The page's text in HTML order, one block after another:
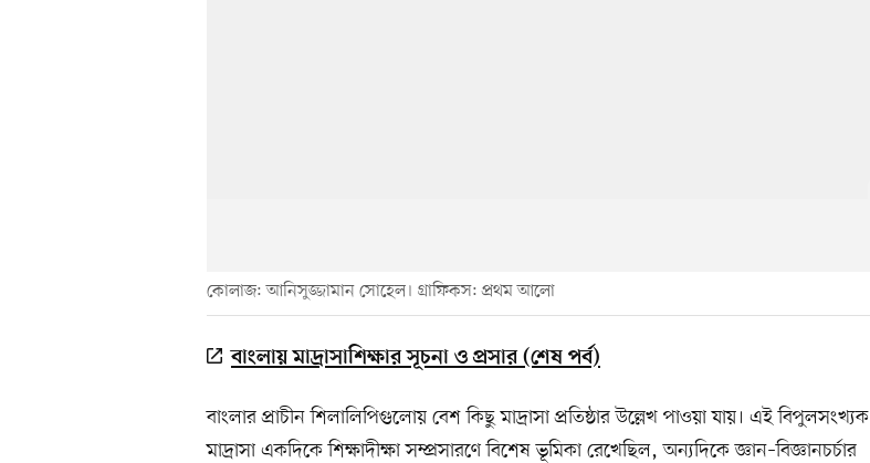
কোলাজ: আনিসুজ্জামান সোহেল। গ্রাফিকস: প্রথম আলো
বাংলায় মাদ্রাসাশিক্ষার সূচনা ও প্রসার (শেষ পর্ব)
বাংলার প্রাচীন শিলালিপিগুলোয় বেশ কিছু মাদ্রাসা প্রতিষ্ঠার উল্লেখ পাওয়া যায়। এই বিপুলসংখ্যক
মাদ্রাসা একদিকে শিক্ষাদীক্ষা সম্প্রসারণে বিশেষ ভূমিকা রেখেছিল, অন্যদিকে জ্ঞান–বিজ্ঞানচর্চার